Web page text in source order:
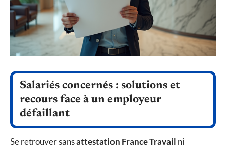
Salariés concernés : solutions et
recours face à un employeur
défaillant
Se retrouver sansattestation France Travail ni